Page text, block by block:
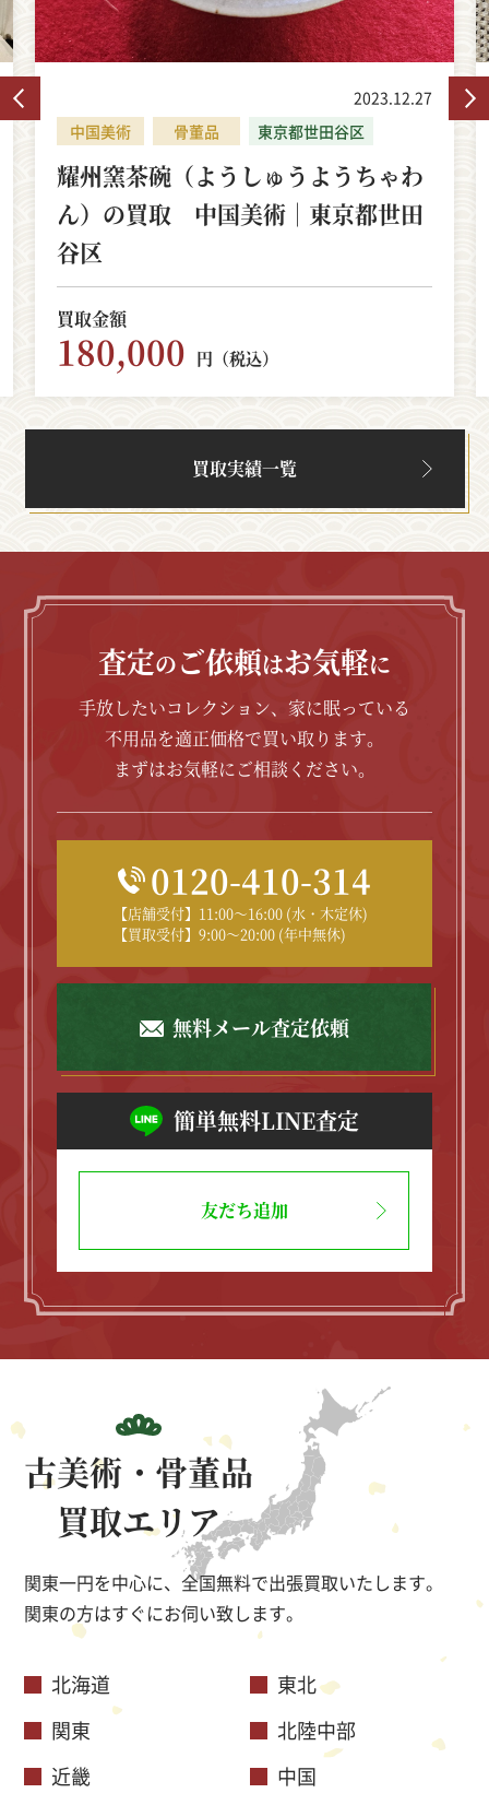
2023.12.27
中国美術
骨董品 東京都世田谷区
耀州窯茶碗（ようしゅうようちゃわ
ん）の買取 中国美術｜東京都世田
谷区
買取金額
180,000 円（税込）
買取実績一覧
査定のご依頼はお気軽に
手放したいコレクション、家に眠っている
不用品を適正価格で買い取ります。
まずはお気軽にご相談ください。
0120-410-314
【店舗受付】11:00～16:00 (水・木定休)
【買取受付】9:00～20:00 (年中無休)
無料メール査定依頼
簡単無料LINE査定
友だち追加
古美術・骨董品
買取エリア
関東一円を中心に、全国無料で出張買取いたします。
関東の方はすぐにお伺い致します。
北海道
東北
関東
北陸中部
近畿
中国